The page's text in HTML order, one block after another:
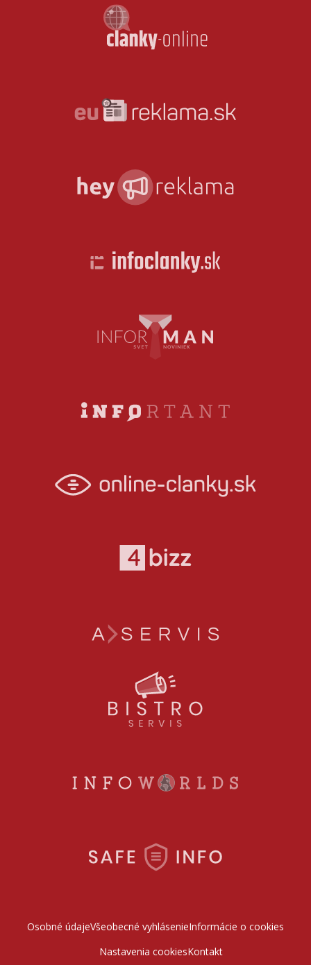
Osobné údajeVšeobecné vyhlásenieInformácie o cookies
Nastavenia cookiesKontakt